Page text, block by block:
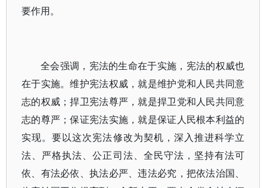
要作用。
全会强调，宪法的生命在于实施，宪法的权威也
在于实施。维护宪法权威，就是维护党和人民共同意
志的权威；捍卫宪法尊严，就是捍卫党和人民共同意
志的尊严；保证宪法实施，就是保证人民根本利益的
实现。要以这次宪法修改为契机，深入推进科学立
法、严格执法、公正司法、全民守法，坚持有法可
依、有法必依、执法必严、违法必究，把依法治国、